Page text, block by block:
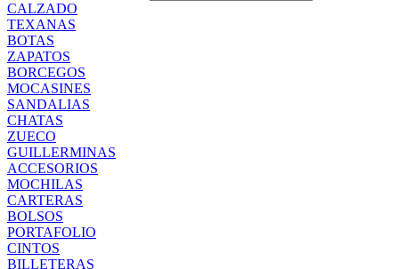
CALZADO
TEXANAS
BOTAS
ZAPATOS
BORCEGOS
MOCASINES
SANDALIAS
CHATAS
ZUECO
GUILLERMINAS
ACCESORIOS
MOCHILAS
CARTERAS
BOLSOS
PORTAFOLIO
CINTOS
BILLETERAS